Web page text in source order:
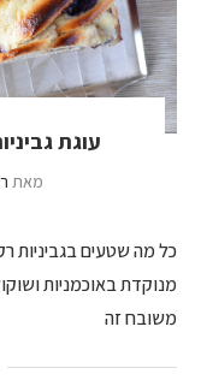
עוגת
מאת
כל מה שטעים בגביניות
מנוקדת באוכמניות
משובח זה